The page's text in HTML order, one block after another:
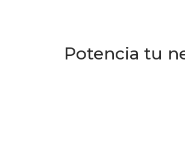
Potencia tu